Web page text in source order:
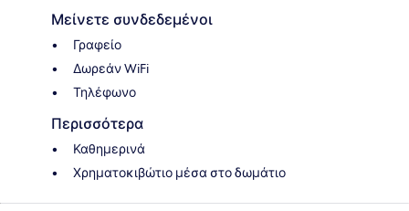
Μείνετε συνδεδεμένοι
Γραφείο
Δωρεάν WiFi
Τηλέφωνο
Περισσότερα
Καθημερινά
Χρηματοκιβώτιο μέσα στο δωμάτιο